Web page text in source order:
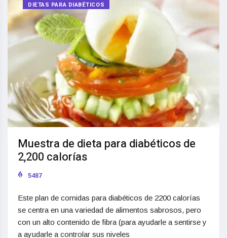
DIETAS PARA DIABÉTICOS
Muestra de dieta para diabéticos de
2,200 calorías
5487
Este plan de comidas para diabéticos de 2200 calorías
se centra en una variedad de alimentos sabrosos, pero
con un alto contenido de fibra (para ayudarle a sentirse y
a ayudarle a controlar sus niveles